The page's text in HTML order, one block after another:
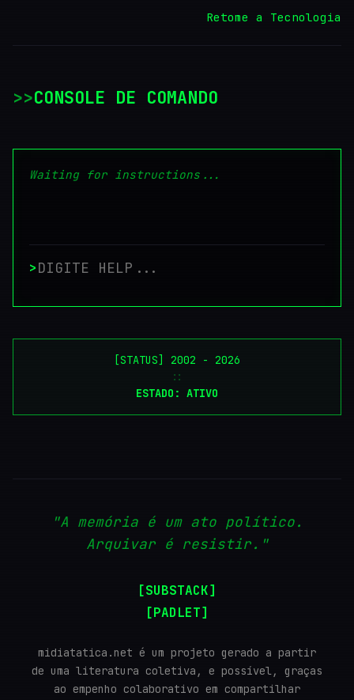
Retome a Tecnologia
>CONSOLE DE COMANDO
Waiting for instructions...
>
[STATUS] 2002 - 2026
::
ESTADO: ATIVO
"A memória é um ato político.
Arquivar é resistir."
[SUBSTACK]
[PADLET]
midiatatica.net é um projeto gerado a partir
de uma literatura coletiva, e possível, graças
ao empenho colaborativo em compartilhar